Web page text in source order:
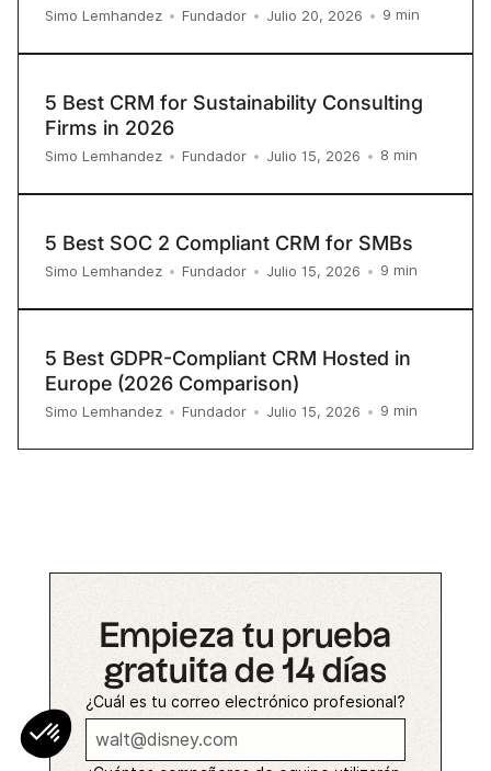
Simo Lemhandez • Fundador • Julio 20, 2026 • 9 min
5 Best CRM for Sustainability Consulting
Firms in 2026
Simo Lemhandez • Fundador • Julio 15, 2026 • 8 min
5 Best SOC 2 Compliant CRM for SMBs
Simo Lemhandez • Fundador • Julio 15, 2026 • 9 min
5 Best GDPR-Compliant CRM Hosted in
Europe (2026 Comparison)
Simo Lemhandez • Fundador • Julio 15, 2026 • 9 min
Empieza tu prueba
gratuita de 14 días
¿Cuál es tu correo electrónico profesional?